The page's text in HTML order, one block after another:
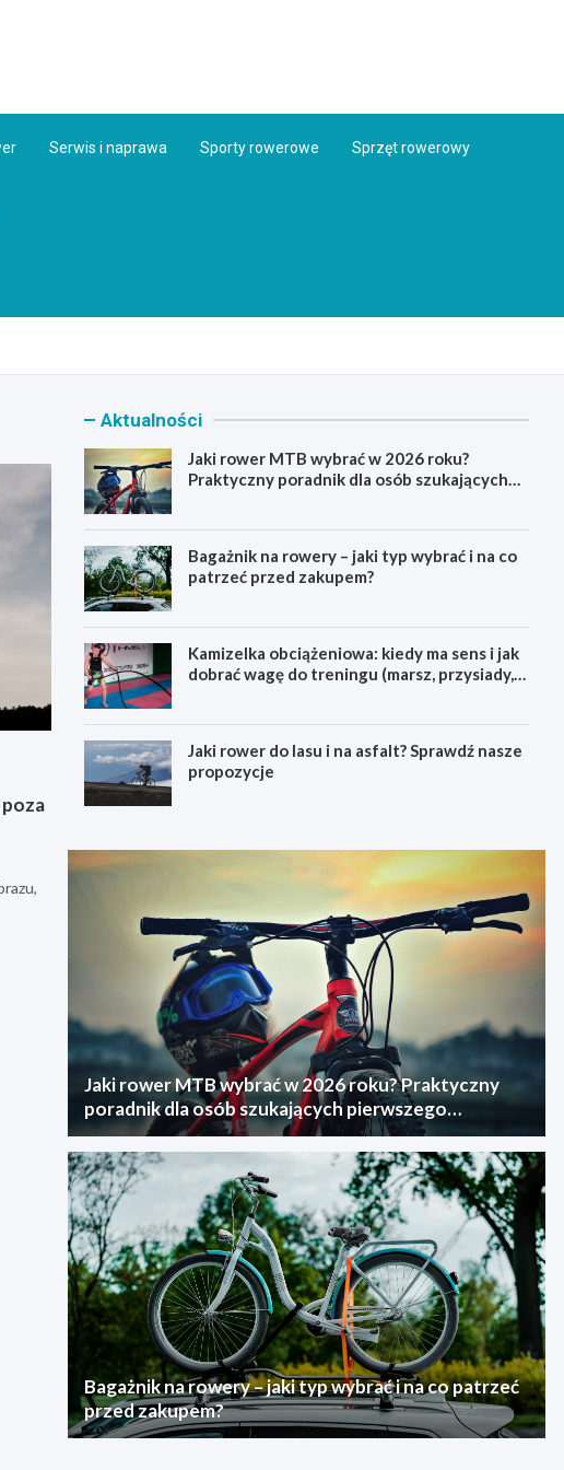
Serwis i naprawa Sporty rowerowe Sprzęt rowerowy
Aktualności
Jaki rower MTB wybrać w 2026 roku?
Praktyczny poradnik dla osób szukających
Bagażnik na rowery – jaki typ wybrać i na co
patrzeć przed zakupem?
Kamizelka obciążeniowa: kiedy ma sens i jak
dobrać wagę do treningu (marsz, przysiady,
Jaki rower do lasu i na asfalt? Sprawdź nasze
propozycje
Jaki rower MTB wybrać w 2026 roku? Praktyczny
poradnik dla osób szukających pierwszego
górskiego roweru
Bagażnik na rowery – jaki typ wybrać i na co patrzeć
przed zakupem?